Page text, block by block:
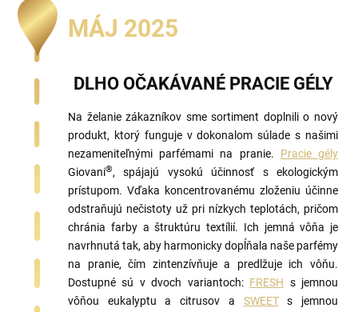
MÁJ 2025
DLHO OČAKÁVANÉ PRACIE GÉLY
Na želanie zákazníkov sme sortiment doplnili o nový
produkt, ktorý funguje v dokonalom súlade s našimi
nezameniteľnými parfémami na pranie. Pracie gély
Giovani®, spájajú vysokú účinnosť s ekologickým
prístupom. Vďaka koncentrovanému zloženiu účinne
odstraňujú nečistoty už pri nízkych teplotách, pričom
chránia farby a štruktúru textílií. Ich jemná vôňa je
navrhnutá tak, aby harmonicky dopĺňala naše parfémy
na pranie, čím zintenzívňuje a predlžuje ich vôňu.
Dostupné sú v dvoch variantoch: FRESH s jemnou
vôňou eukalyptu a citrusov a SWEETs jemnou